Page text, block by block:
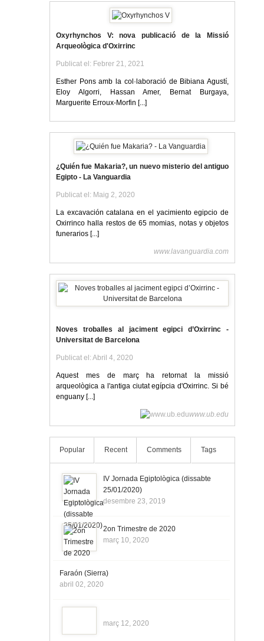
Oxyrhynchos V: nova publicació de la Missió
Arqueològica d'Oxirrinc
Publicat el: Febrer 21, 2021
Esther Pons amb la col·laboració de Bibiana Agustí,
Eloy Algorri, Hassan Amer, Bernat Burgaya,
Marguerite Erroux-Morfin [...]
¿Quién fue Makaria?, un nuevo misterio del antiguo
Egipto - La Vanguardia
Publicat el: Maig 2, 2020
La excavación catalana en el yacimiento egipcio de
Oxirrinco halla restos de 65 momias, notas y objetos
funerarios [...]
www.lavanguardia.com
Noves troballes al jaciment egipci d’Oxirrinc -
Universitat de Barcelona
Publicat el: Abril 4, 2020
Aquest mes de març ha retornat la missió
arqueològica a l'antiga ciutat egípcia d'Oxirrinc. Si bé
enguany [...]
www.ub.edu
Popular Recent Comments Tags
IV Jornada Egiptològica (dissabte
25/01/2020)
desembre 23, 2019
2on Trimestre de 2020
març 10, 2020
Faraón (Sierra)
abril 02, 2020
març 12, 2020